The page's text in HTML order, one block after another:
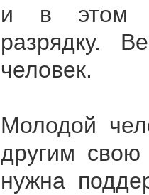
и в этом
разрядку.
человек.
Молодой
другим свою
нужна